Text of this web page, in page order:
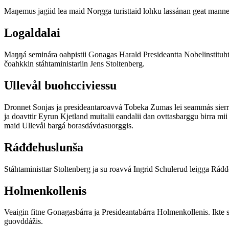
Maŋemus jagiid lea maid Norgga turisttaid lohku lassánan geat
Logaldalai
Maŋŋá seminára oahpistii Gonagas Harald Presideantta
čoahkkin stáhtaministariin Jens Stoltenberg.
Ullevål buohcciviessu
Dronnet Sonjas ja presideantaroavvá Tobeka Zumas lei seammás
ja doavttir Eyrun Kjetland muitalii eandalii dan ovttasbarggu birra
maid Ullevål bargá borasdávdasuorggis.
Ráđđehuslunša
Stáhtaministtar Stoltenberg ja su roavvá Ingrid Schulerud leigga
Holmenkollenis
Veaigin fitne Gonagasbárra ja Presideantabárra Holmenkollenis.
guovddážis.